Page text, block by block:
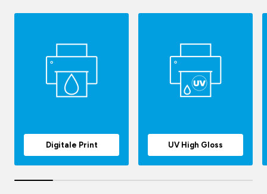
Digitale Print UV High Gloss